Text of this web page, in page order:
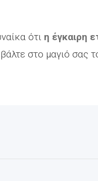
ότι η έγκαιρη
στο μαγιό σας